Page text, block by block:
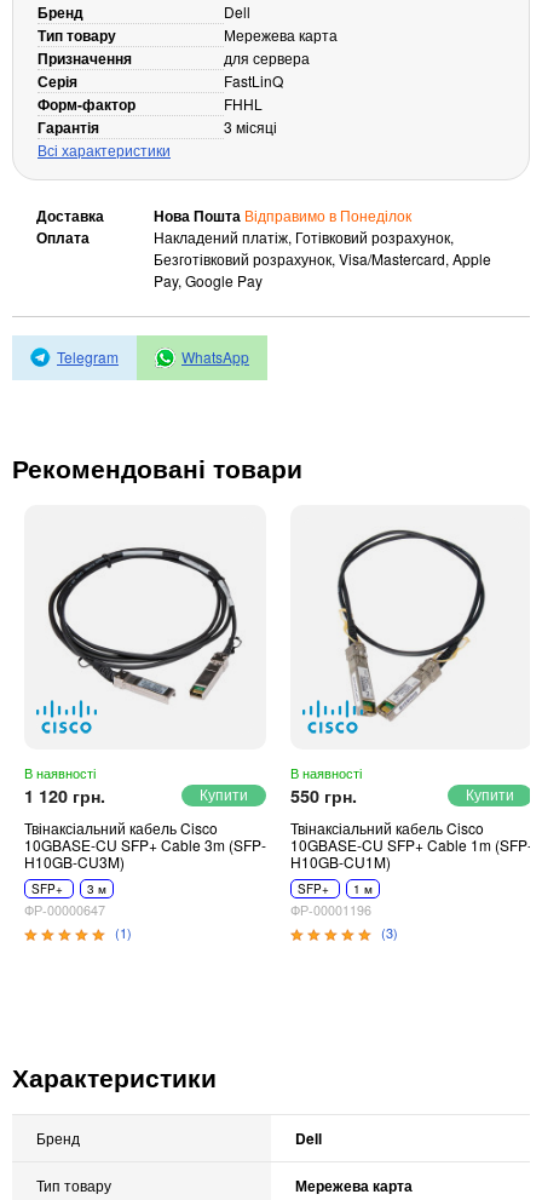
Клавіатури, миші, комплекти
Відеоспостереження
IP-камери
Автономне живлення
Автоматичні вимикачі
Інвертори напруги
Акумулятори для ДБЖ
Бренд Dell
Тип товару Мережева карта
Призначення для сервера
Серія FastLinQ
Форм-фактор FHHL
Гарантія
3 місяці
Всі характеристики
Доставка Нова Пошта Відправимо в Понеділок
Оплата
Накладений платіж, Готівковий розрахунок,
Безготівковий розрахунок, Visa/Mastercard, Apple
Pay, Google Pay
Telegram WhatsApp
Рекомендовані товари
В наявності
1 120 грн.
Твінаксіальний кабель Cisco
10GBASE-CU SFP+ Cable 3m (SFP-
H10GB-CU3M)
SFP+ 3 м
ФР-00000647
(1)
В наявності
550 грн.
Твінаксіальний кабель Cisco
10GBASE-CU SFP+ Cable 1m (SFP-
H10GB-CU1M)
SFP+ 1 м
ФР-00001196
(3)
Характеристики
Бренд Dell
Тип товару Мережева карта